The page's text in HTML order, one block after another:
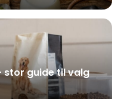
stor guide til valg